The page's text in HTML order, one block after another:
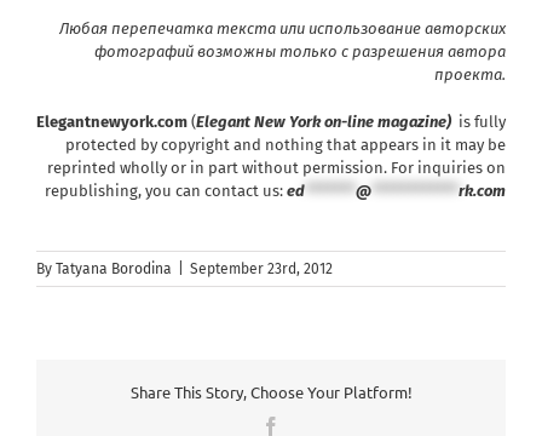
Любая перепечатка текста или использование авторских
фотографий возможны только с разрешения автора
проекта.
Elegantnewyork.com (Elegant New York on-line magazine) is fully
protected by copyright and nothing that appears in it may be
reprinted wholly or in part without permission. For inquiries on
republishing, you can contact us: ed @ rk.com
By Tatyana Borodina September 23rd, 2012
Share This Story, Choose Your Platform!